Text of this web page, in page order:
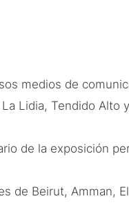
medios de
Lidia, Tendido Alto
de la exposición
Beirut, Amman,